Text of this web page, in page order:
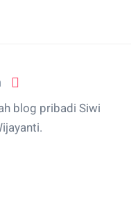
blog pribadi Siwi